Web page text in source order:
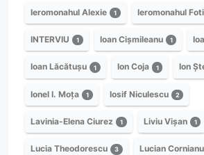
Ieromonahul Alexie 1 Ieromonahul
INTERVIU 1 Ioan Cișmileanu 1
Ioan Lăcătușu 1 Ion Coja 1 Ion
Ionel I. Moța 1 Iosif Niculescu 2
Lavinia-Elena Ciurez 1 Liviu Vișan 1
Lucia Theodorescu 3 Lucian Cornianu